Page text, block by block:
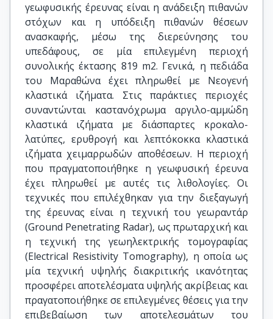
γεωφυσικής έρευνας είναι η ανάδειξη πιθανών
στόχων και η υπόδειξη πιθανών θέσεων
ανασκαφής, μέσω της διερεύνησης του
υπεδάφους, σε μία επιλεγμένη περιοχή
συνολικής έκτασης 819 m2. Γενικά, η πεδιάδα
του Μαραθώνα έχει πληρωθεί με Νεογενή
κλαστικά ιζήματα. Στις παράκτιες περιοχές
συναντώνται καστανόχρωμα αργιλο-αμμώδη
κλαστικά ιζήματα με διάσπαρτες κροκαλο-
λατύπες, ερυθρογή και λεπτόκοκκα κλαστικά
ιζήματα χειμαρρωδών αποθέσεων. Η περιοχή
που πραγματοποιήθηκε η γεωφυσική έρευνα
έχει πληρωθεί με αυτές τις λιθολογίες. Οι
τεχνικές που επιλέχθηκαν για την διεξαγωγή
της έρευνας είναι η τεχνική του γεωραντάρ
(Ground Penetrating Radar), ως πρωταρχική και
η τεχνική της γεωηλεκτρικής τομογραφίας
(Electrical Resistivity Tomography), η οποία ως
μία τεχνική υψηλής διακριτικής ικανότητας
προσφέρει αποτελέσματα υψηλής ακρίβειας και
πραγατοποιήθηκε σε επιλεγμένες θέσεις για την
επιβεβαίωση των αποτελεσμάτων του